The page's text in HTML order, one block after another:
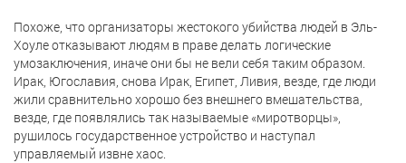
Похоже, что организаторы жестокого убийства людей в Эль-
Хоуле отказывают людям в праве делать логические
умозаключения, иначе они бы не вели себя таким образом.
Ирак, Югославия, снова Ирак, Египет, Ливия, везде, где люди
жили сравнительно хорошо без внешнего вмешательства,
везде, где появлялись так называемые «миротворцы»,
рушилось государственное устройство и наступал
управляемый извне хаос.